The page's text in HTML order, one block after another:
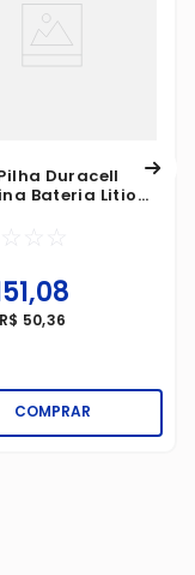
Duracell
Bateria Litio
☆ ☆ ☆
,08
R$ 50,36
COMPRAR